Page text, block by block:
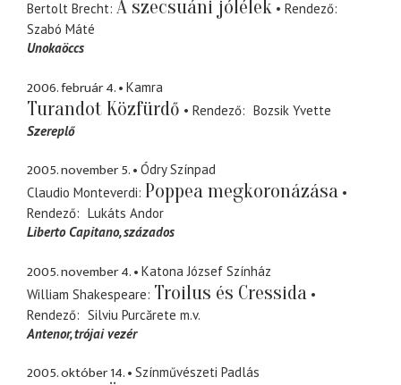
Bertolt Brecht A szecsuáni jólélek
Rendező
Szabó Máté
Unokaöccs
2006. február 4. Kamra
Turandot Közfürdő Rendező
Bozsik Yvette
Szereplő
2005. november 5.
Ódry Színpad
Claudio Monteverdi Poppea megkoronázása
Rendező
Lukáts Andor
Liberto Capitano százados
2005. november 4.
Katona József Színház
William Shakespeare Troilus és Cressida
Rendező Silviu Purcărete m.v.
Antenor trójai vezér
2005. október 14.
Színművészeti Padlás